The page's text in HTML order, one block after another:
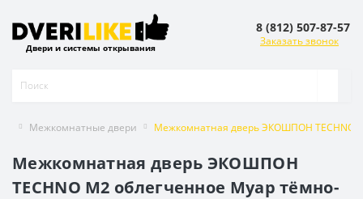
Двери и системы открывания
8 (812) 507-87-57
Заказать звонок
Межкомнатные двери Межкомнатная дверь ЭКОШПОН TECHNO
Межкомнатная дверь ЭКОШПОН
TECHNO M2 облегченное Муар тёмно-